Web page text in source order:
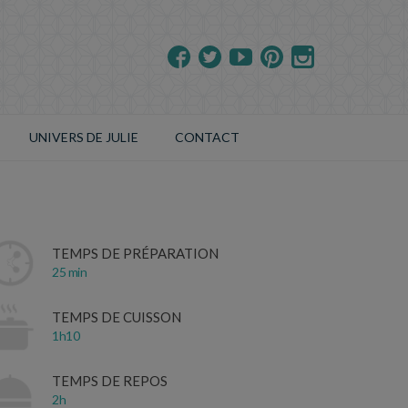
UNIVERS DE JULIE CONTACT
TEMPS DE PRÉPARATION
25 min
TEMPS DE CUISSON
1h10
TEMPS DE REPOS
2h